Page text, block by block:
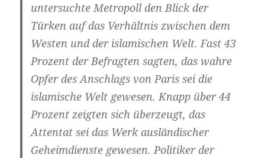
untersuchte Metropoll den Blick der
Türken auf das Verhältnis zwischen dem
Westen und der islamischen Welt. Fast 43
Prozent der Befragten sagten, das wahre
Opfer des Anschlags von Paris sei die
islamische Welt gewesen. Knapp über 44
Prozent zeigten sich überzeugt, das
Attentat sei das Werk ausländischer
Geheimdienste gewesen. Politiker der